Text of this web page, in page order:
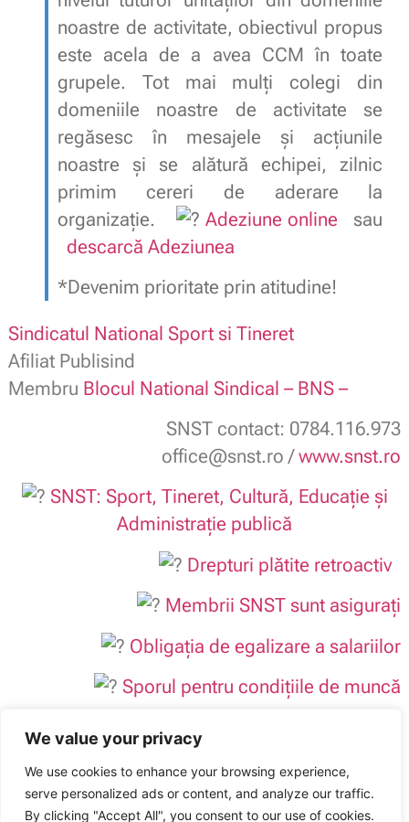
We value your privacy
We use cookies to enhance your browsing experience,
serve personalized ads or content, and analyze our traffic.
By clicking "Accept All", you consent to our use of cookies.
noastre de activitate, obiectivul propus
este acela de a avea CCM în toate
grupele. Tot mai mulți colegi din
domeniile noastre de activitate se
regăsesc în mesajele şi acţiunile
noastre şi se alătură echipei, zilnic
primim cereri de aderare la
organizație.
Adeziune online sau
descarcă Adeziunea
*Devenim prioritate prin atitudine!
Sindicatul National Sport si Tineret
Afiliat Publisind
Membru Blocul National Sindical – BNS –
SNST contact: 0784.116.973
office@snst.ro /www.snst.ro
SNST: Sport, Tineret, Cultură, Educație și
Administrație publică
Drepturi plătite retroactiv
Membrii SNST sunt asigurați
Obligația de egalizare a salariilor
Sporul pentru condițiile de muncă
Decizie de egalizare la nivel maxim
Angajatorul obligat să acorde drepturi
retroactiv
Sindicatul Național Sport și Tineret: SNST a înregistrat un nou Contract
colectiv de muncă la ITM Bacău